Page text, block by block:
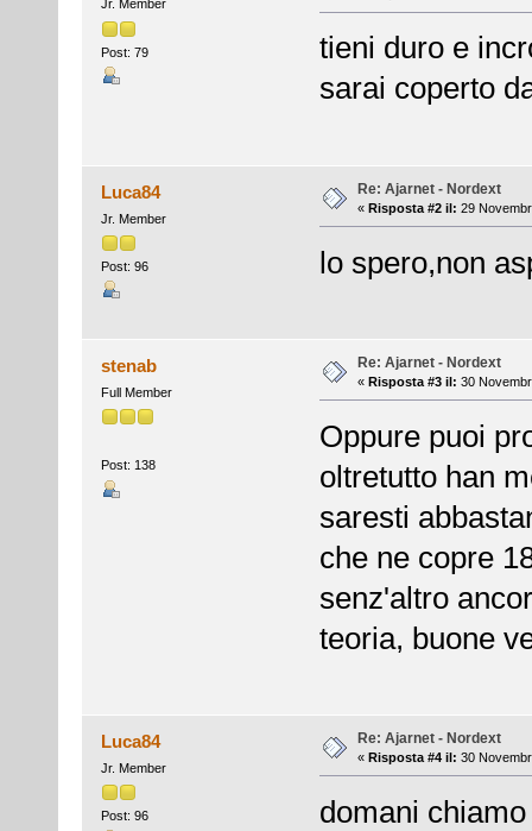
Jr. Member
Post: 79
tieni duro e
sarai coperto
Luca84
Jr. Member
Post: 96
Re: Ajarnet - Nordext
« Risposta #2 il: 29
lo spero,non
stenab
Full Member
Post: 138
Re: Ajarnet - Nordext
« Risposta #3 il: 30
Oppure puoi
oltretutto han
saresti
che ne copre
senz'altro
teoria, buone
Luca84
Jr. Member
Post: 96
Re: Ajarnet - Nordext
« Risposta #4 il: 30
domani